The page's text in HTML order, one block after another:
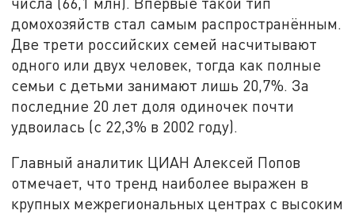
домохозяйств стал самым распространённым.
Две трети российских семей насчитывают
одного или двух человек, тогда как полные
семьи с детьми занимают лишь 20,7%. За
последние 20 лет доля одиночек почти
удвоилась (с 22,3% в 2002 году).
Главный аналитик ЦИАН Алексей Попов
отмечает, что тренд наиболее выражен в
крупных межрегиональных центрах с высоким